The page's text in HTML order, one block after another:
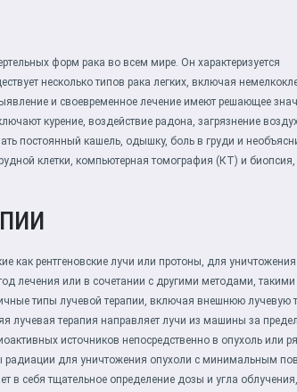
форм рака во всем мире. Он характеризуется
несколько типов рака легких, включая
и своевременное лечение имеют решающее
курение, воздействие радона, загрязнение
постоянный кашель, одышку, боль в груди и
клетки, компьютерная томография (КТ) и
как рентгеновские лучи или протоны, для
лечения или в сочетании с другими методами, такими
типы лучевой терапии, включая внешнюю лучевую
лучевая терапия направляет лучи из машины за
источников непосредственно в опухоль или
радиации для уничтожения опухоли с минимальным
в себя тщательное определение дозы и угла